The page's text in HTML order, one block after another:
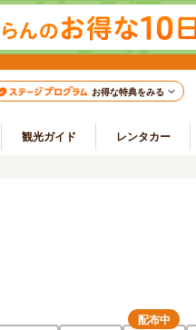
お得な特典をみる
観光ガイド レンタカー
配布中